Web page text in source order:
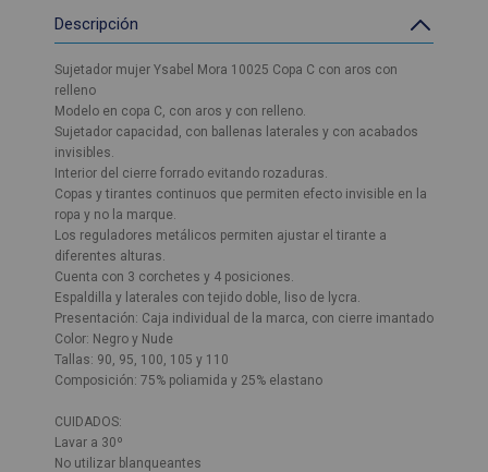
Descripción
Sujetador mujer Ysabel Mora 10025 Copa C con aros con
relleno
Modelo en copa C, con aros y con relleno.
Sujetador capacidad, con ballenas laterales y con acabados
invisibles.
Interior del cierre forrado evitando rozaduras.
Copas y tirantes continuos que permiten efecto invisible en la
ropa y no la marque.
Los reguladores metálicos permiten ajustar el tirante a
diferentes alturas.
Cuenta con 3 corchetes y 4 posiciones.
Espaldilla y laterales con tejido doble, liso de lycra.
Presentación: Caja individual de la marca, con cierre imantado
Color: Negro y Nude
Tallas: 90, 95, 100, 105 y 110
Composición: 75% poliamida y 25% elastano
CUIDADOS:
Lavar a 30º
No utilizar blanqueantes